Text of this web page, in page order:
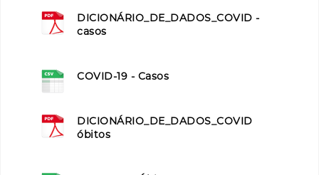
DICIONÁRIO_DE_DADOS_COVID -
casos
COVID-19 - Casos
DICIONÁRIO_DE_DADOS_COVID
óbitos